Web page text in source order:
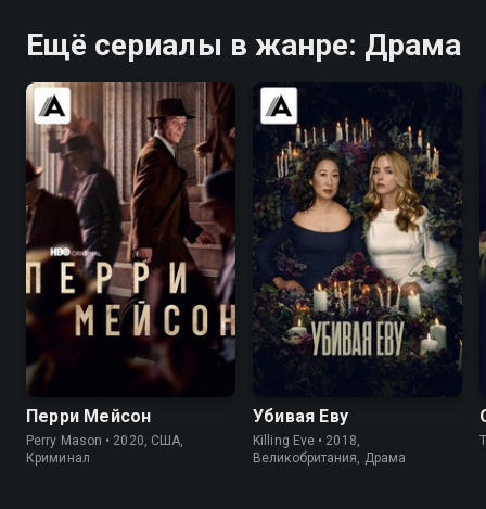
Ещё сериалы в жанре: Драма
Перри Мейсон
Perry Mason • 2020, США,
Криминал
7.7 8.1
Убивая Еву
Killing Eve • 2018,
Великобритания, Драма